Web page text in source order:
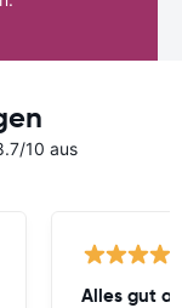
10 aus
Alles gut